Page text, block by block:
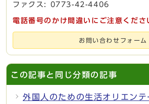
ファクス: 0773-42-4406
電話番号のかけ間違いにご注意くださ
お問い合わせフォーム
この記事と同じ分類の記事
外国人のための生活オリエンテ